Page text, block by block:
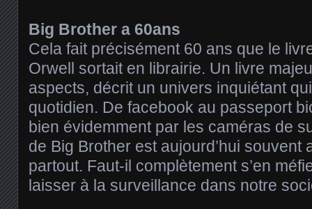
Big Brother a 60ans
Cela fait précisément 60 ans que le
Orwell sortait en librairie. Un livre
aspects, décrit un univers inquiétant
quotidien. De facebook au passeport
bien évidemment par les caméras de
de Big Brother est aujourd’hui souvent
partout. Faut-il complètement s’en
laisser à la surveillance dans notre